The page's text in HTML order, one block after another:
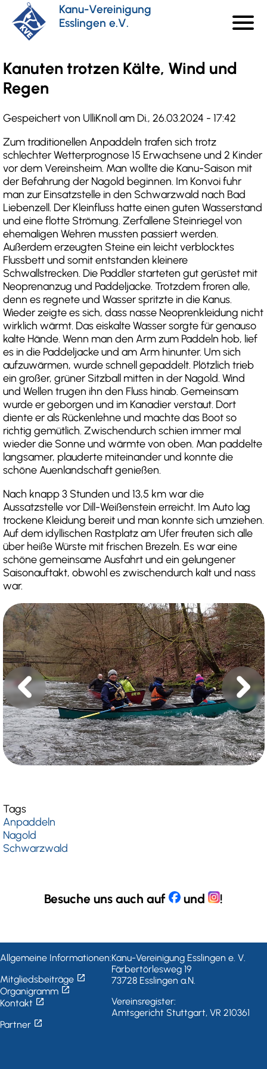
zum
Inhalt
Kanu-Vereinigung
Esslingen e.V.
menu
Kanuten trotzen Kälte, Wind und
Regen
Gespeichert von UlliKnollam Di., 26.03.2024 - 17:42
Zum traditionellen Anpaddeln trafen sich trotz
schlechter Wetterprognose 15 Erwachsene und 2 Kinder
vor dem Vereinsheim. Man wollte die Kanu-Saison mit
der Befahrung der Nagold beginnen. Im Konvoi fuhr
man zur Einsatzstelle in den Schwarzwald nach Bad
Liebenzell. Der Kleinfluss hatte einen guten Wasserstand
und eine flotte Strömung. Zerfallene Steinriegel von
ehemaligen Wehren mussten passiert werden.
Außerdem erzeugten Steine ein leicht verblocktes
Flussbett und somit entstanden kleinere
Schwallstrecken. Die Paddler starteten gut gerüstet mit
Neoprenanzug und Paddeljacke. Trotzdem froren alle,
denn es regnete und Wasser spritzte in die Kanus.
Wieder zeigte es sich, dass nasse Neoprenkleidung nicht
wirklich wärmt. Das eiskalte Wasser sorgte für genauso
kalte Hände. Wenn man den Arm zum Paddeln hob, lief
es in die Paddeljacke und am Arm hinunter. Um sich
aufzuwärmen, wurde schnell gepaddelt. Plötzlich trieb
ein großer, grüner Sitzball mitten in der Nagold. Wind
und Wellen trugen ihn den Fluss hinab. Gemeinsam
wurde er geborgen und im Kanadier verstaut. Dort
diente er als Rückenlehne und machte das Boot so
richtig gemütlich. Zwischendurch schien immer mal
wieder die Sonne und wärmte von oben. Man paddelte
langsamer, plauderte miteinander und konnte die
schöne Auenlandschaft genießen.
Nach knapp 3 Stunden und 13,5 km war die
Aussatzstelle vor Dill-Weißenstein erreicht. Im Auto lag
trockene Kleidung bereit und man konnte sich umziehen.
Auf dem idyllischen Rastplatz am Ufer freuten sich alle
über heiße Würste mit frischen Brezeln. Es war eine
schöne gemeinsame Ausfahrt und ein gelungener
Saisonauftakt, obwohl es zwischendurch kalt und nass
war.
chevron_left chevron_right
Tags
Anpaddeln
Nagold
Schwarzwald
Besuche uns auch auf und !
Allgemeine Informationen:
Mitgliedsbeiträge open_in_new
Organigramm open_in_new
Kontakt open_in_new
Partner open_in_new
Kanu-Vereinigung Esslingen e. V.
Färbertörlesweg 19
73728 Esslingen a.N.
Vereinsregister:
Amtsgericht Stuttgart, VR 210361